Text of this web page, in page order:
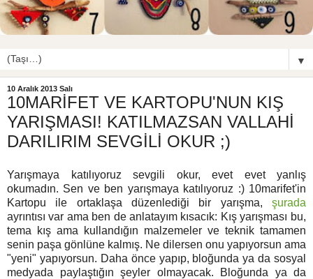
▼
10 Aralık 2013 Salı
10MARİFET VE KARTOPU'NUN KIŞ
YARIŞMASI! KATILMAZSAN VALLAHİ
DARILIRIM SEVGİLİ OKUR ;)
Yarışmaya katılıyoruz sevgili okur, evet evet yanlış
okumadın. Sen ve ben yarışmaya katılıyoruz :) 10marifet'in
Kartopu ile ortaklaşa düzenlediği bir yarışma, şurada
ayrıntısı var ama ben de anlatayım kısacık: Kış yarışması bu,
tema kış ama kullandığın malzemeler ve teknik tamamen
senin paşa gönlüne kalmış. Ne dilersen onu yapıyorsun ama
"yeni" yapıyorsun. Daha önce yapıp, bloğunda ya da sosyal
medyada paylaştığın şeyler olmayacak. Bloğunda ya da